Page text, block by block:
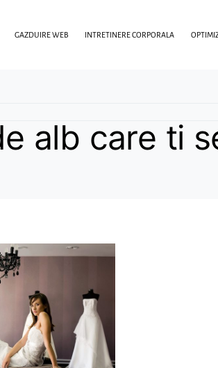
GAZDUIRE WEB INTRETINERE CORPORALA
alb care ti